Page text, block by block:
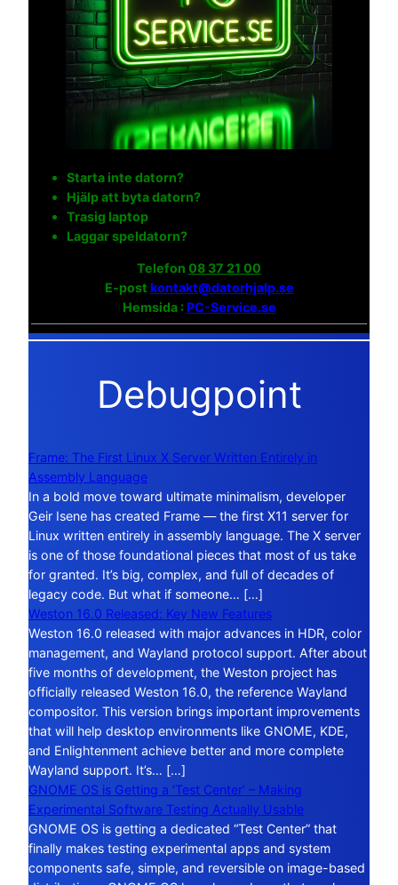
Starta inte datorn?
Hjälp att byta datorn?
Trasig laptop
Laggar speldatorn?
Telefon 08 37 21 00
E-post kontakt@datorhjalp.se
Hemsida :PC-Service.se
Debugpoint
Frame: The First Linux X Server Written Entirely in
Assembly Language
In a bold move toward ultimate minimalism, developer
Geir Isene has created Frame — the first X11 server for
Linux written entirely in assembly language. The X server
is one of those foundational pieces that most of us take
for granted. It’s big, complex, and full of decades of
legacy code. But what if someone… […]
Weston 16.0 Released: Key New Features
Weston 16.0 released with major advances in HDR, color
management, and Wayland protocol support. After about
five months of development, the Weston project has
officially released Weston 16.0, the reference Wayland
compositor. This version brings important improvements
that will help desktop environments like GNOME, KDE,
and Enlightenment achieve better and more complete
Wayland support. It’s… […]
GNOME OS is Getting a ‘Test Center’ – Making
Experimental Software Testing Actually Usable
GNOME OS is getting a dedicated “Test Center” that
finally makes testing experimental apps and system
components safe, simple, and reversible on image-based